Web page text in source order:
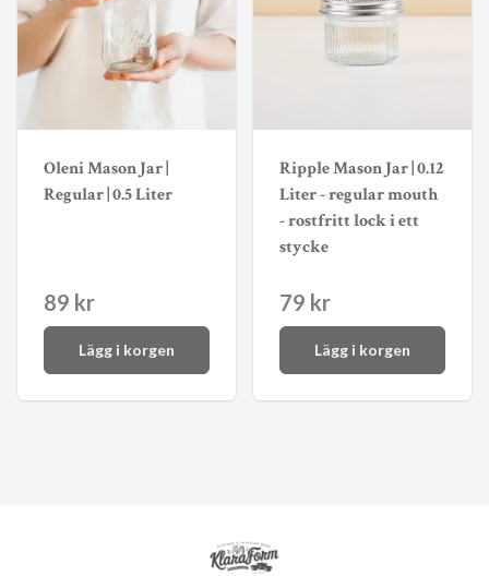
Oleni Mason Jar |
Regular | 0.5 Liter
89 kr
Lägg i korgen
Ripple Mason Jar | 0.12
Liter - regular mouth
- rostfritt lock i ett
stycke
79 kr
Lägg i korgen